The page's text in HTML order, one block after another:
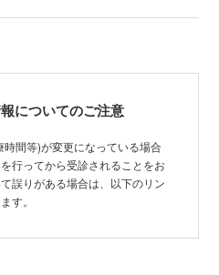
についてのご注意
間等)が変更になっている場合
行ってから受診されることをお
誤りがある場合は、以下のリン
す。